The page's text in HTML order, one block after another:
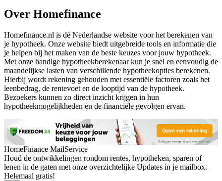
Over Homefinance
Homefinance.nl is dé Nederlandse website voor het berekenen van
je hypotheek. Onze website biedt uitgebreide tools en informatie die
je helpen bij het maken van de beste keuzes voor jouw hypotheek.
Met onze handige hypotheekberekenaar kun je snel en eenvoudig de
maandelijkse lasten van verschillende hypotheekopties berekenen.
Hierbij wordt rekening gehouden met essentiële factoren zoals het
leenbedrag, de rentevoet en de looptijd van de hypotheek.
Bezoekers kunnen zo direct inzicht krijgen in hun
hypotheekmogelijkheden en de financiële gevolgen ervan.
HomeFinance MailService
Houd de ontwikkelingen rondom rentes, hypotheken, sparen of
lenen in de gaten met onze overzichtelijke Updates in je mailbox.
Helemaal gratis!